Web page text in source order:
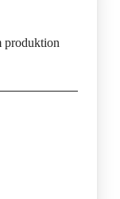
produktion